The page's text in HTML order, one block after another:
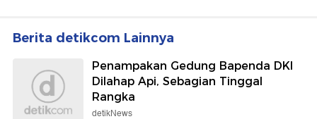
Berita detikcom Lainnya
Penampakan Gedung Bapenda DKI
Dilahap Api, Sebagian Tinggal
Rangka
detikNews